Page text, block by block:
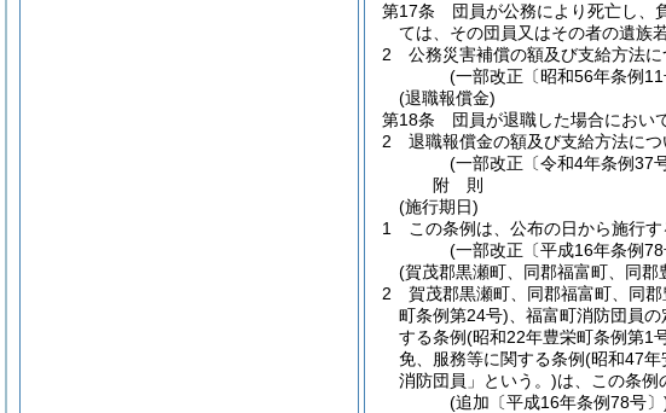
第17条
団員が公務により死亡し、
ては、その団員又はその者の遺族
2
公務災害補償の額及び支給方法に
(一部改正〔昭和56年条例
(退職報償金)
第18条
団員が退職した場合におい
2
退職報償金の額及び支給方法につ
(一部改正〔令和4年条例37
附 則
(施行期日)
1
この条例は、公布の日から施行す
(一部改正〔平成16年条例
(賀茂郡黒瀬町、同郡福富町、同
2
賀茂郡黒瀬町、同郡福富町、同
町条例第24号) 、福富町消防団員
する条例(昭和22年豊栄町条例第1
免、服務等に関する条例(昭和47年
消防団員」という。)は、この条例
(追加〔平成16年条例78号〕